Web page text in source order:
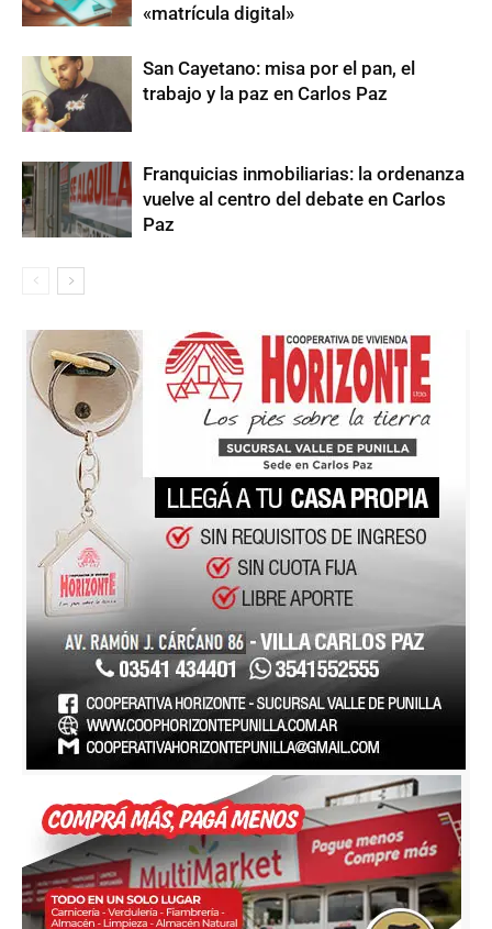
«matrícula digital»
San Cayetano: misa por el pan, el
trabajo y la paz en Carlos Paz
Franquicias inmobiliarias: la ordenanza
vuelve al centro del debate en Carlos
Paz